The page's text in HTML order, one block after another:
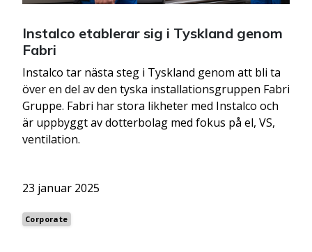
Instalco etablerar sig i Tyskland genom
Fabri
Instalco tar nästa steg i Tyskland genom att bli ta
över en del av den tyska installationsgruppen Fabri
Gruppe. Fabri har stora likheter med Instalco och
är uppbyggt av dotterbolag med fokus på el, VS,
ventilation.
23 januar 2025
Corporate